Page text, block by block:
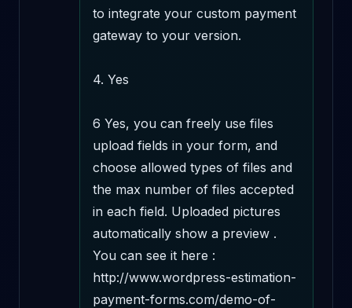
to integrate your custom payment
gateway to your version.
4. Yes
6 Yes, you can freely use files
upload fields in your form, and
choose allowed types of files and
the max number of files accepted
in each field. Uploaded pictures
automatically show a preview .
You can see it here :
http://www.wordpress-estimation-
payment-forms.com/demo-of-